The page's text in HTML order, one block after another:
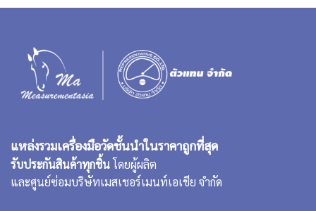
แหล่งรวมเครื่องมือวัดชั้นนำในราคาถูกที่สุด
รับประกันสินค้าทุกชิ้นโดยผู้ผลิต
และศูนย์ซ่อมบริษัทเมสเชอร์เมนท์เอเชีย จำกัด